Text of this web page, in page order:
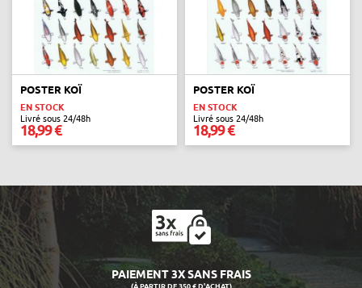
POSTER KOÏ
EN STOCK
Livré sous 24/48h
18,99 €
POSTER KOÏ
EN STOCK
Livré sous 24/48h
18,99 €
PAIEMENT 3X SANS FRAIS